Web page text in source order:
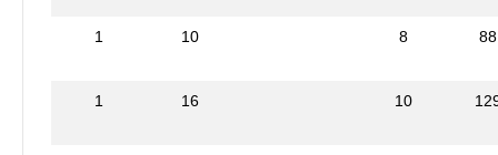
1 10 8 88
1 16 10